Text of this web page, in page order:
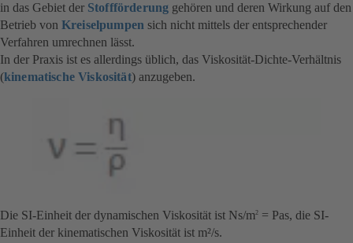
in das Gebiet der Stoffförderung gehören und deren Wirkung auf den
Betrieb von Kreiselpumpen sich nicht mittels der entsprechender
Verfahren umrechnen lässt.
In der Praxis ist es allerdings üblich, das Viskosität-Dichte-Verhältnis
(kinematische Viskosität) anzugeben.
Die SI-Einheit der dynamischen Viskosität ist Ns/m2 = Pas, die SI-
Einheit der kinematischen Viskosität ist m²/s.